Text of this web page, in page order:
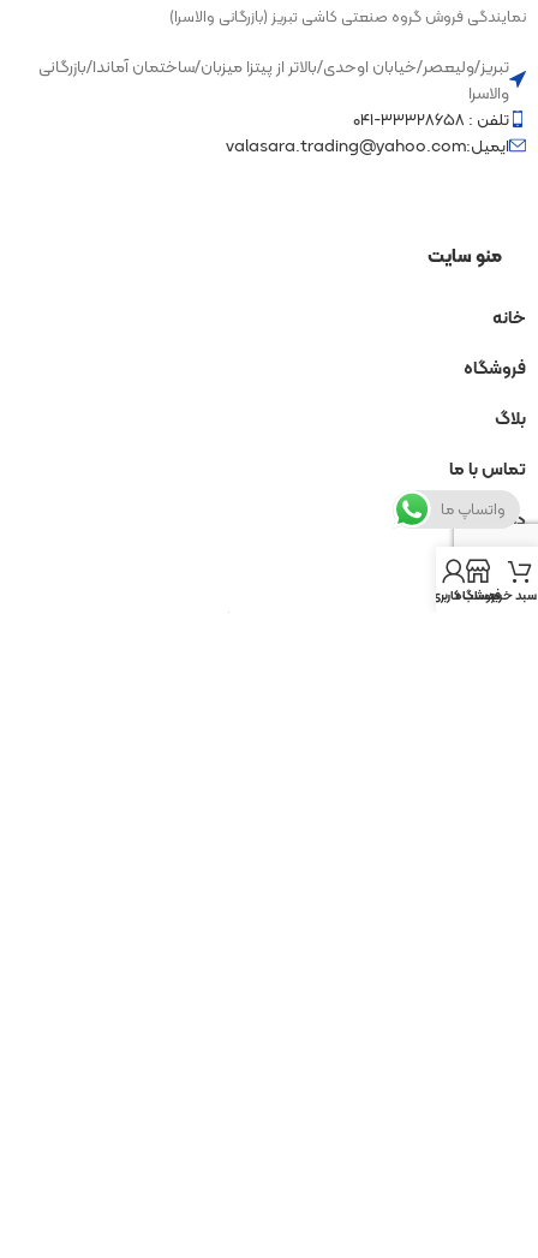
نمایندگی فروش گروه صنعتی کاشی تبریز (بازرگانی والاسرا)
تبریز/ولیعصر/خیابان اوحدی/بالاتر از پیتزا میزبان/ساختمان آماندا/بازرگانی
والاسرا
تلفن : ۳۳۳۲۸۶۵۸-۰۴۱
ایمیل:valasara.trading@yahoo.com
منو سایت
خانه
فروشگاه
بلاگ
تماس با ما
درباره ما
ما را در بله دنبال کنید
سبد خریدفروشگاه
حساب کاربری من
واتساپ ما